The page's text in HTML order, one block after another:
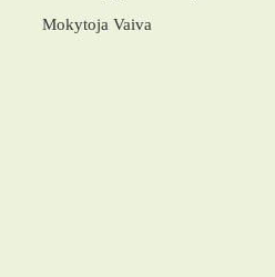
Mokytoja Vaiva